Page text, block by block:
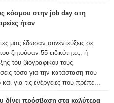
κόσμου στην job day στη
ήταν
μας έδωσαν συνεντεύξεις σε
ζητούσαν 55 ειδικότητες, ή
του βιογραφικού τους
τόσο για την κατάσταση που
για τις ενέργειες που πρέπε...
δίνει πρόσβαση στα καλύτερα